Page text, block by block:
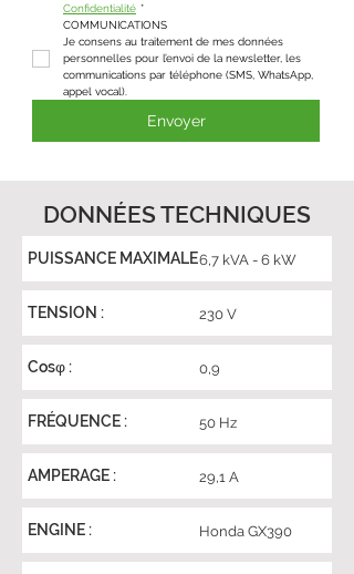
Confidentialité *
COMMUNICATIONS
Je consens au traitement de mes données
personnelles pour l’envoi de la newsletter, les
communications par téléphone (SMS, WhatsApp,
appel vocal).
Envoyer
DONNÉES TECHNIQUES
PUISSANCE MAXIMALE6,7 kVA - 6 kW
TENSION : 230 V
Cosφ : 0,9
FRÉQUENCE : 50 Hz
AMPERAGE : 29,1 A
ENGINE : Honda GX390